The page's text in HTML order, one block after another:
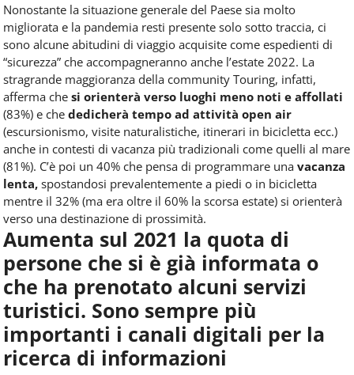
Nonostante la situazione generale del Paese sia molto
migliorata e la pandemia resti presente solo sotto traccia, ci
sono alcune abitudini di viaggio acquisite come espedienti di
“sicurezza” che accompagneranno anche l’estate 2022. La
stragrande maggioranza della community Touring, infatti,
afferma che si orienterà verso luoghi meno noti e affollati
(83%) e che dedicherà tempo ad attività open air
(escursionismo, visite naturalistiche, itinerari in bicicletta ecc.)
anche in contesti di vacanza più tradizionali come quelli al mare
(81%). C’è poi un 40% che pensa di programmare una vacanza
lenta, spostandosi prevalentemente a piedi o in bicicletta
mentre il 32% (ma era oltre il 60% la scorsa estate) si orienterà
verso una destinazione di prossimità.
Aumenta sul 2021 la quota di
persone che si è già informata o
che ha prenotato alcuni servizi
turistici. Sono sempre più
importanti i canali digitali per la
ricerca di informazioni